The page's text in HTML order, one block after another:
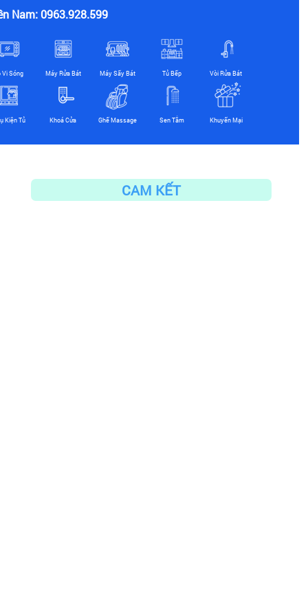
Nam: 0963.928.599
Vi Sóng Máy Rửa Bát Máy Sấy Bát Tủ Bếp Vòi Rửa Bát
Kiện Tủ Khoá Cửa Ghế Massage Sen Tắm Khuyến Mại
CAM KẾT